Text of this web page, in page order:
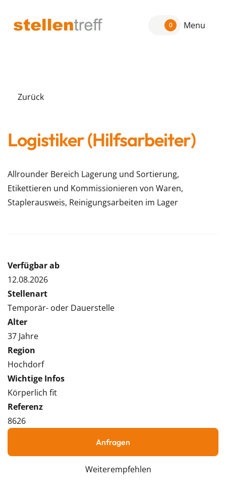
0 Menu
Zurück
Logistiker (Hilfsarbeiter)
Allrounder Bereich Lagerung und Sortierung,
Etikettieren und Kommissionieren von Waren,
Staplerausweis, Reinigungsarbeiten im Lager
Verfügbar ab
12.08.2026
Stellenart
Temporär- oder Dauerstelle
Alter
37 Jahre
Region
Hochdorf
Wichtige Infos
Körperlich fit
Referenz
8626
Anfragen
Weiterempfehlen